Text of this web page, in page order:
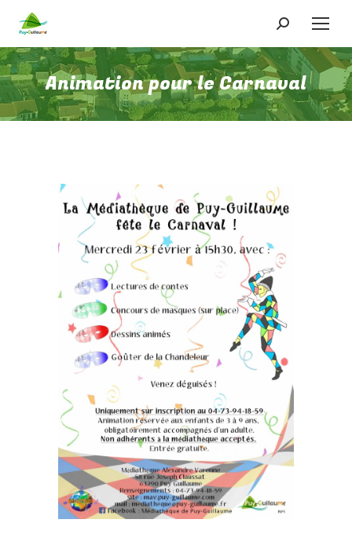
Recherche
:
Animation pour le Carnaval